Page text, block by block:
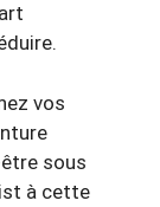
vos
sous
à cette